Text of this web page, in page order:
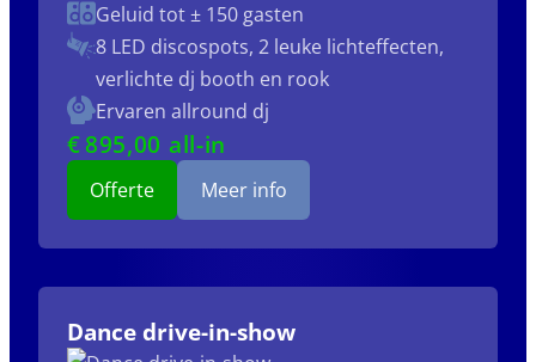
Geluid tot ± 150 gasten
8 LED discospots, 2 leuke lichteffecten,
verlichte dj booth en rook
Ervaren allround dj
€895,00 all-in
Offerte Meer info
Dance drive-in-show